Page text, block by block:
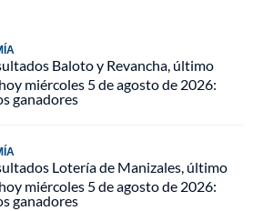
Baloto y Revancha, último
miércoles 5 de agosto de 2026:
ganadores
Lotería de Manizales, último
miércoles 5 de agosto de 2026:
ganadores